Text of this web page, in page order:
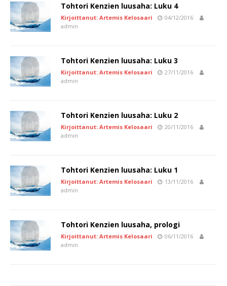
Tohtori Kenzien luusaha: Luku 4
Kirjoittanut: Artemis Kelosaari
04/12/2016
admin
Tohtori Kenzien luusaha: Luku 3
Kirjoittanut: Artemis Kelosaari
27/11/2016
admin
Tohtori Kenzien luusaha: Luku 2
Kirjoittanut: Artemis Kelosaari
20/11/2016
admin
Tohtori Kenzien luusaha: Luku 1
Kirjoittanut: Artemis Kelosaari
13/11/2016
admin
Tohtori Kenzien luusaha, prologi
Kirjoittanut: Artemis Kelosaari
06/11/2016
admin